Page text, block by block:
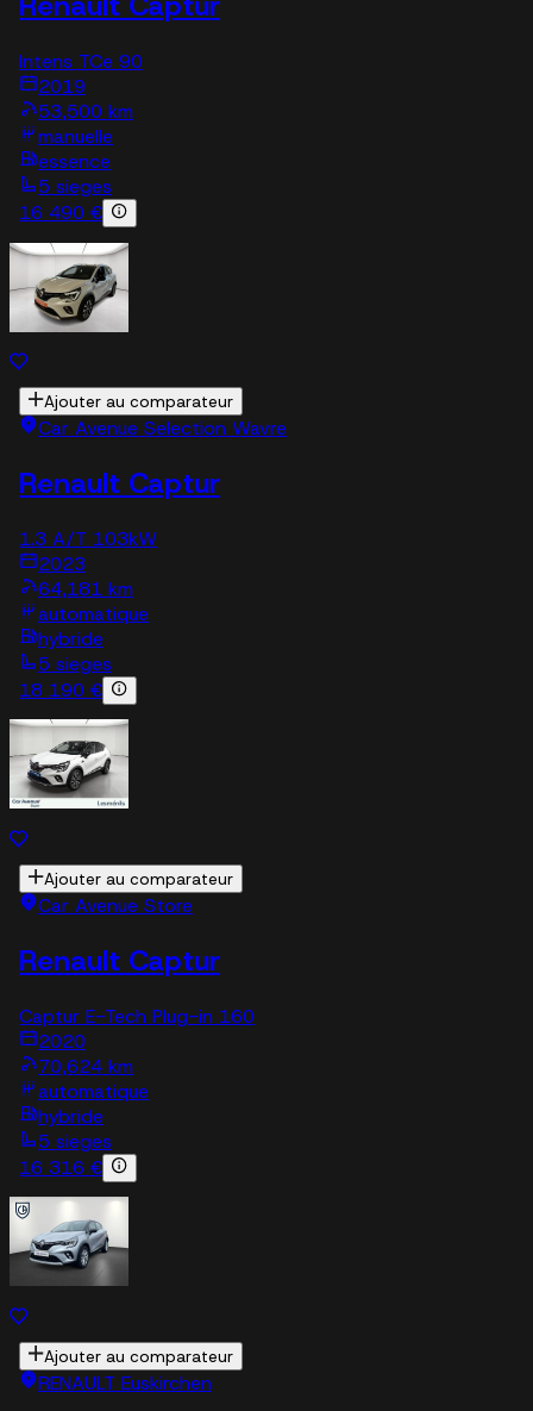
Intens TCe 90
2019
53,500 km
manuelle
essence
5 sieges
16 490 €
Ajouter au comparateur
Car Avenue Selection Wavre
Renault Captur
1.3 A/T 103kW
2023
64,181 km
automatique
hybride
5 sieges
18 190 €
Ajouter au comparateur
Car Avenue Store
Renault Captur
Captur E-Tech Plug-in 160
2020
70,624 km
automatique
hybride
5 sieges
16 316 €
Ajouter au comparateur
RENAULT Euskirchen